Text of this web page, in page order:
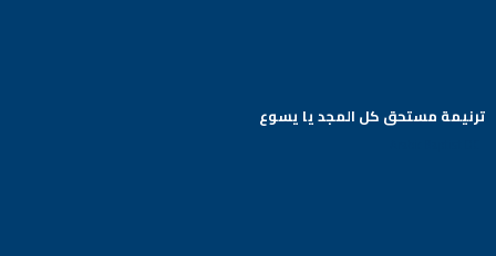
ترنيمة مستحق كل المجد يا يسوع